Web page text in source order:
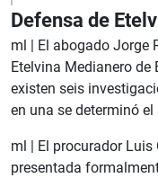
Defensa de
ml |
El abogado Jorge
Etelvina Medianero
existen seis
en una se determinó
ml |
El procurador
presentada